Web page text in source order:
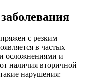
с резким
в частых
осложнениями и
наличия вторичной
нарушения: